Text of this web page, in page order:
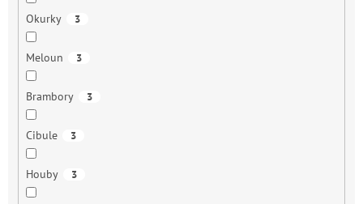
Okurky 3
Meloun 3
Brambory 3
Cibule 3
Houby 3